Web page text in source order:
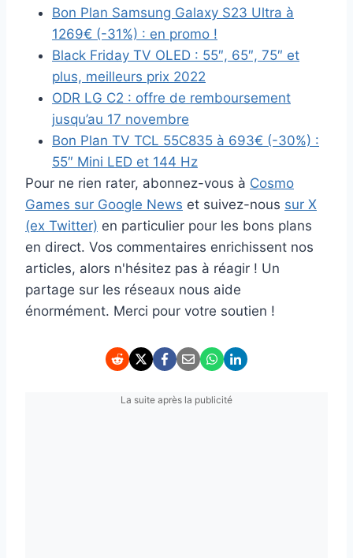
Bon Plan Samsung Galaxy S23 Ultra à
1269€ (-31%) : en promo !
Black Friday TV OLED : 55″, 65″, 75″ et
plus, meilleurs prix 2022
ODR LG C2 : offre de remboursement
jusqu’au 17 novembre
Bon Plan TV TCL 55C835 à 693€ (-30%) :
55″ Mini LED et 144 Hz
Pour ne rien rater, abonnez-vous à Cosmo
Games sur Google News et suivez-nous sur X
(ex Twitter) en particulier pour les bons plans
en direct. Vos commentaires enrichissent nos
articles, alors n'hésitez pas à réagir ! Un
partage sur les réseaux nous aide
énormément. Merci pour votre soutien !
La suite après la publicité